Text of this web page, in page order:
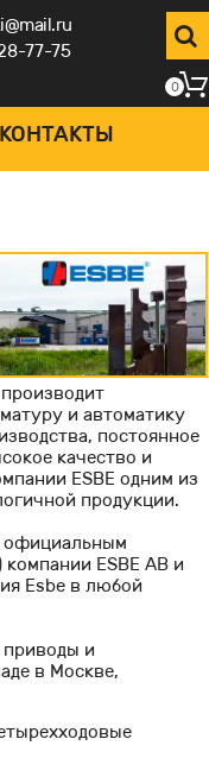
77-75
КОНТАКТЫ
0
и автоматику
постоянное
качество и
ESBE одним из
продукции.
официальным
ESBE AB и
Esbe в любой
приводы и
в Москве,